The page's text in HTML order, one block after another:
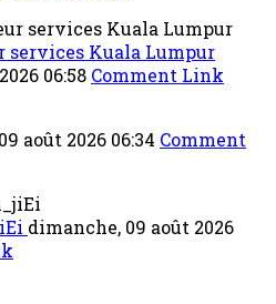
Kuala Lumpur
06:58 Comment Link
août 2026 06:34 Comment
dimanche, 09 août 2026